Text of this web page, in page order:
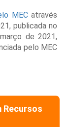
MECatravés
publicada no
de 2021,
pelo MEC
Recursos